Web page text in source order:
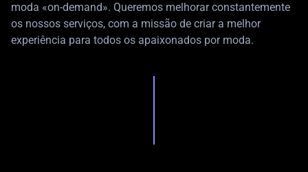
moda «on-demand». Queremos melhorar constantemente
os nossos serviços, com a missão de criar a melhor
experiência para todos os apaixonados por moda.